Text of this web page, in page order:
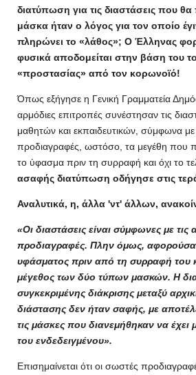
διατύπωση για τις διαστάσεις που θα
μάσκα ήταν ο λόγος για τον οποίο
πληρώνει το «λάθος»; Ο Έλληνας
φυσικά αποδομείται στην βάση του
«προστασίας» από τον κορωνοϊό!
Όπως εξήγησε η Γενική Γραμματεία
αρμόδιες επιτροπές συνέστησαν τις
μαθητών και εκπαιδευτικών, σύμφωνα με
προδιαγραφές, ωστόσο, τα μεγέθη που
το ύφασμα πριν τη συρραφή και όχι το
ασαφής διατύπωση οδήγησε στις
Αναλυτικά, η, άλλα 'ντ' άλλων,
«Οι διαστάσεις είναι σύμφωνες με τις
προδιαγραφές. Πλην όμως,
υφάσματος πριν από τη συρραφή του
μέγεθος των δύο τύπων μασκών. Η
συγκεκριμένης διάκρισης μεταξύ
διάστασης δεν ήταν σαφής, με
τις μάσκες που διανεμήθηκαν να έχει
του ενδεδειγμένου».
Επισημαίνεται ότι οι σωστές